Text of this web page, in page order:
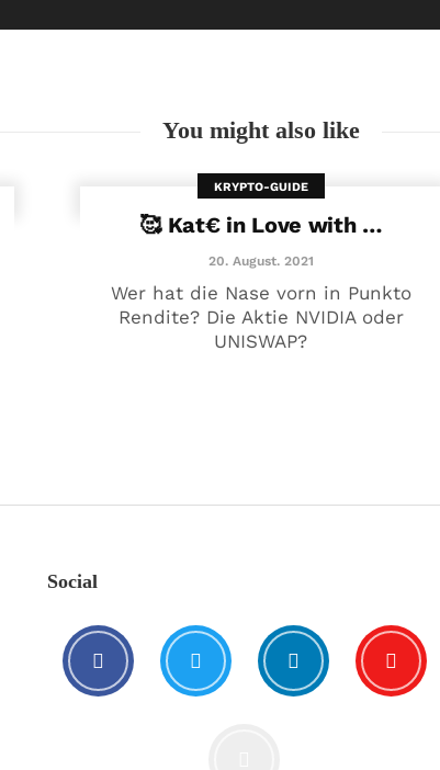
20. August. 2021
You might also like
KRYPTO-GUIDE
🥰 Kat€ in Love with …
20. August. 2021
Wer hat die Nase vorn in Punkto
Rendite? Die Aktie NVIDIA oder
UNISWAP?
Social